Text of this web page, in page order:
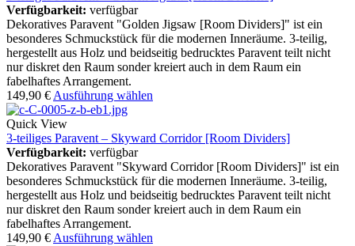
Verfügbarkeit: verfügbar
Dekoratives Paravent "Golden Jigsaw [Room Dividers]" ist ein
besonderes Schmuckstück für die modernen Inneräume. 3-teilig,
hergestellt aus Holz und beidseitig bedrucktes Paravent teilt nicht
nur diskret den Raum sonder kreiert auch in dem Raum ein
fabelhaftes Arrangement.
149,90 € Ausführung wählen
Quick View
3-teiliges Paravent – Skyward Corridor [Room Dividers]
Verfügbarkeit: verfügbar
Dekoratives Paravent "Skyward Corridor [Room Dividers]" ist ein
besonderes Schmuckstück für die modernen Inneräume. 3-teilig,
hergestellt aus Holz und beidseitig bedrucktes Paravent teilt nicht
nur diskret den Raum sonder kreiert auch in dem Raum ein
fabelhaftes Arrangement.
149,90 € Ausführung wählen